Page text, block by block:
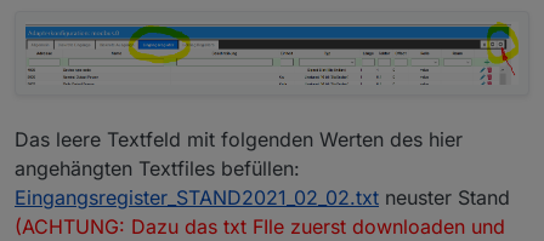
Das leere Textfeld mit folgenden Werten des hier
angehängten Textfiles befüllen:
Eingangsregister_STAND2021_02_02.txt neuster Stand
(ACHTUNG: Dazu das txt FIle zuerst downloaden und